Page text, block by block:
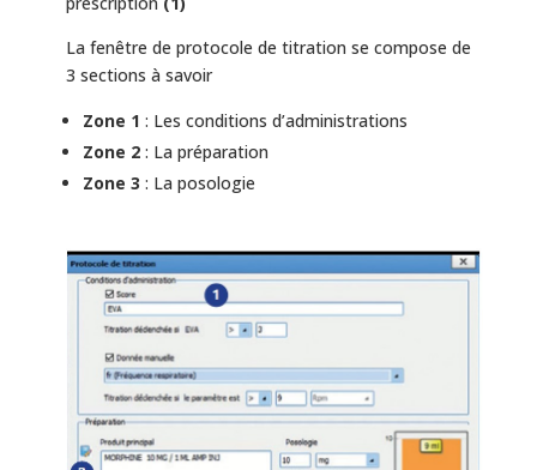
La fenêtre de protocole de titration se compose de
3 sections à savoir
Zone 1 : Les conditions d’administrations
Zone 2: La préparation
Zone 3 : La posologie